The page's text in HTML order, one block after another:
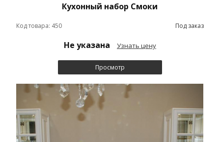
Кухонный набор Смоки
Код товара: 450 Под заказ
Не указана Узнать цену
Просмотр